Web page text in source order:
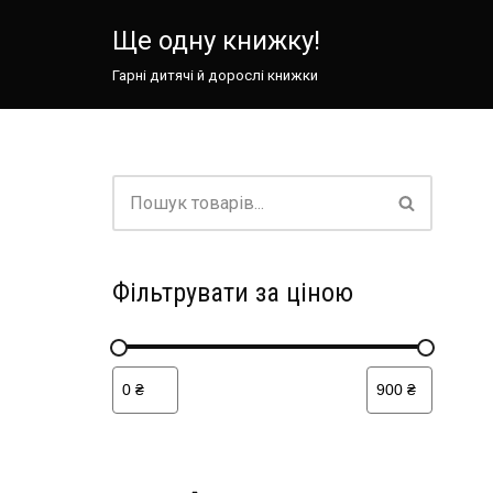
вмісту
Ще одну книжку!
Гарні дитячі й дорослі книжки
Фільтрувати за ціною